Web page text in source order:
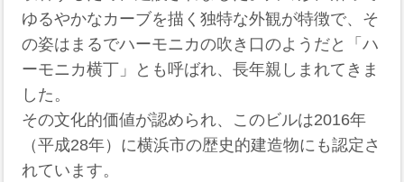
ゆるやかなカーブを描く独特な外観が特徴で、そ
の姿はまるでハーモニカの吹き口のようだと「ハ
ーモニカ横丁」とも呼ばれ、長年親しまれてきま
した。
その文化的価値が認められ、このビルは2016年
（平成28年）に横浜市の歴史的建造物にも認定さ
れています。